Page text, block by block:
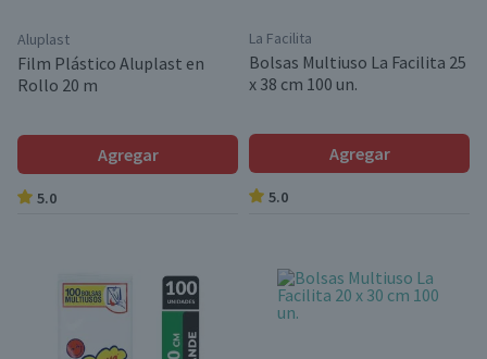
Aluplast
Film Plástico Aluplast en
Rollo 20 m
Agregar
5.0
La Facilita
Bolsas Multiuso La Facilita 25
x 38 cm 100 un.
Agregar
5.0